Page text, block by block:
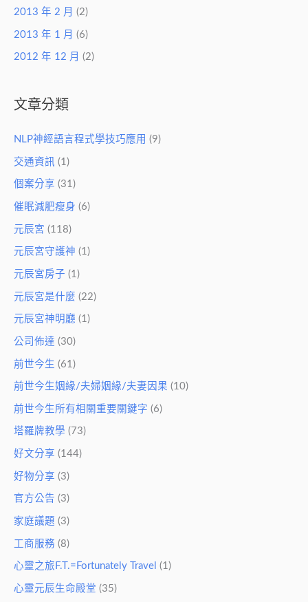
2013 年 2 月 (2)
2013 年 1 月 (6)
2012 年 12 月 (2)
文章分類
NLP神經語言程式學技巧應用 (9)
交通資訊 (1)
個案分享 (31)
催眠減肥瘦身 (6)
元辰宮 (118)
元辰宮守護神 (1)
元辰宮房子 (1)
元辰宮是什麼 (22)
元辰宮神明廳 (1)
公司佈達 (30)
前世今生 (61)
前世今生姻緣/夫婦姻緣/夫妻因果 (10)
前世今生所有相關重要關鍵字 (6)
塔羅牌教學 (73)
好文分享 (144)
好物分享 (3)
官方公告 (3)
家庭議題 (3)
工商服務 (8)
心靈之旅F.T.=Fortunately Travel (1)
心靈元辰生命殿堂 (35)